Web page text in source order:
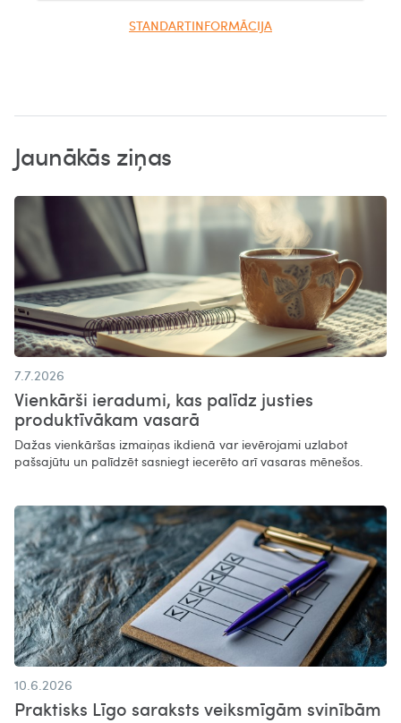
STANDARTINFORMĀCIJA
Jaunākās ziņas
7.7.2026
Vienkārši ieradumi, kas palīdz justies
produktīvākam vasarā​
Dažas vienkāršas izmaiņas ikdienā var ievērojami uzlabot
pašsajūtu un palīdzēt sasniegt iecerēto arī vasaras mēnešos.
10.6.2026
Praktisks Līgo saraksts veiksmīgām svinībām